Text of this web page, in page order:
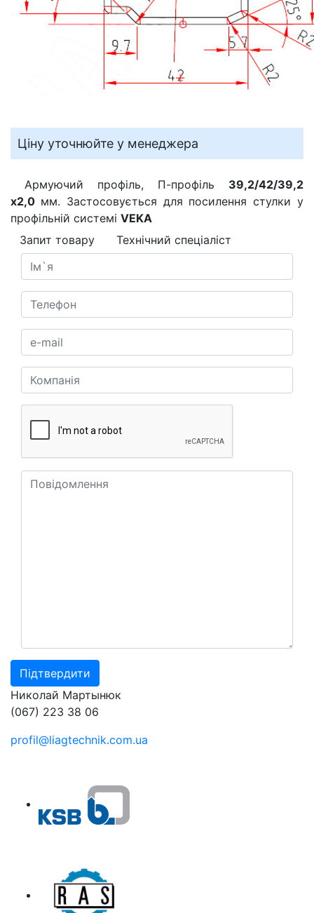
Ціну уточнюйте у менеджера
Армуючий профіль, П-профіль 39,2/42/39,2
х2,0 мм. Застосовується для посилення стулки у
профільній системі VEKA
Запит товару
Технічний спеціаліст
Николай Мартынюк
(067) 223 38 06
profil@liagtechnik.com.ua